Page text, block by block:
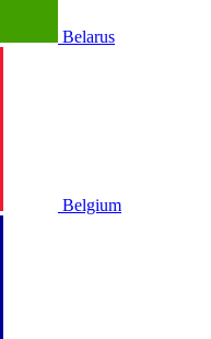
Belarus
Belgium